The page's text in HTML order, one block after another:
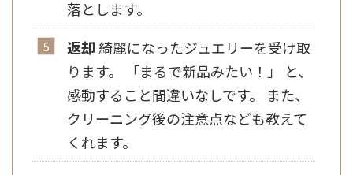
落とします。
返却 綺麗になったジュエリーを受け取
ります。 「まるで新品みたい！」 と、
感動すること間違いなしです。 また、
クリーニング後の注意点なども教えて
くれます。